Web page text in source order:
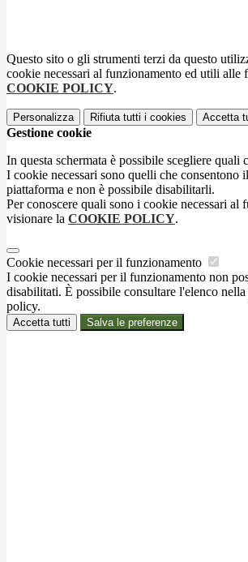
Questo sito o gli strumenti terzi da questo
cookie necessari al funzionamento ed utili alle
COOKIE POLICY.
Personalizza Rifiuta tutti i cookies Accetta
Gestione cookie
In questa schermata è possibile scegliere quali
I cookie necessari sono quelli che consentono
piattaforma e non è possibile disabilitarli.
Per conoscere quali sono i cookie necessari al
visionare la COOKIE POLICY.
Cookie necessari per il funzionamento
I cookie necessari per il funzionamento non
disabilitati. È possibile consultare l'elenco
policy.
Accetta tutti Salva le preferenze